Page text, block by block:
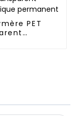
PET